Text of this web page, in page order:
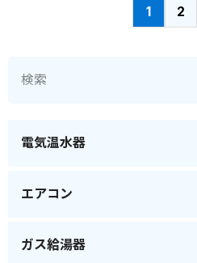
1 2
電気温水器
エアコン
ガス給湯器